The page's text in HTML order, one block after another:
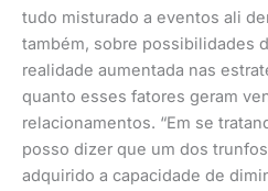
tudo misturado a eventos ali
também, sobre possibilidades
realidade aumentada nas
quanto esses fatores geram
relacionamentos. “Em se
posso dizer que um dos
adquirido a capacidade de